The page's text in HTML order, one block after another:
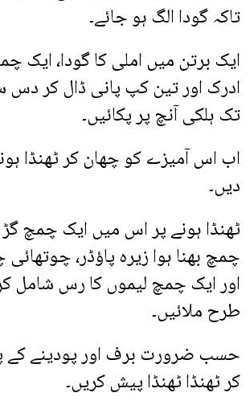
تاکہ گودا الگ ہو جائے۔
ایک برتن میں املی کا گودا، ایک
ادرک اور تین کپ پانی ڈال کر
تک ہلکی آنچ پر پکائیں۔
اب اس آمیزے کو چھان کر ٹھنڈا
دیں۔
ٹھنڈا ہونے پر اس میں ایک چمچ گڑ
چمچ بھنا ہوا زیرہ پاؤڈر،
اور ایک چمچ لیموں کا رس شامل
طرح ملائیں۔
حسب ضرورت برف اور پودینے
کر ٹھنڈا ٹھنڈا پیش کریں۔